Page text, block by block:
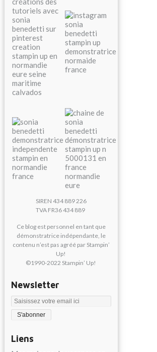
SIREN 434 889 226
TVA FR36 434 889
Ce blog est personnel en tant que
démonstratrice indépendante, le
contenu n’est pas agréé par Stampin’
Up!
©1990-2022 Stampin’ Up!
Newsletter
Liens